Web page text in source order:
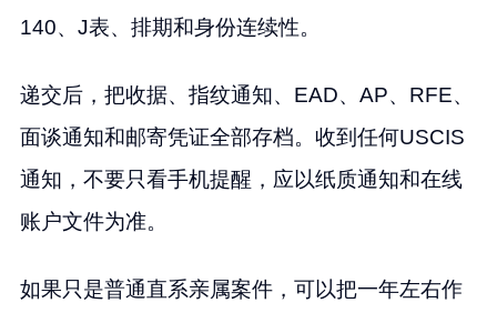
140、J表、排期和身份连续性。
递交后，把收据、指纹通知、EAD、AP、RFE、
面谈通知和邮寄凭证全部存档。收到任何USCIS
通知，不要只看手机提醒，应以纸质通知和在线
账户文件为准。
如果只是普通直系亲属案件，可以把一年左右作